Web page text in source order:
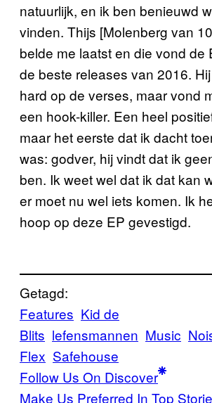
natuurlijk, en ik ben benieuwd
vinden. Thijs [Molenberg van
belde me laatst en die vond de
de beste releases van 2016.
hard op de verses, maar vond
een hook-killer. Een heel
maar het eerste dat ik dacht
was: godver, hij vindt dat ik
ben. Ik weet wel dat ik dat kan
er moet nu wel iets komen. Ik
hoop op deze EP gevestigd.
Getagd:
Features Kid de
Blits lefensmannen Music
Flex Safehouse
Follow Us On Discover
Make Us Preferred In Top